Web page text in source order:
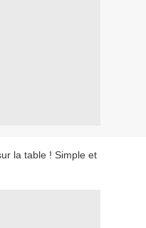
la table ! Simple et